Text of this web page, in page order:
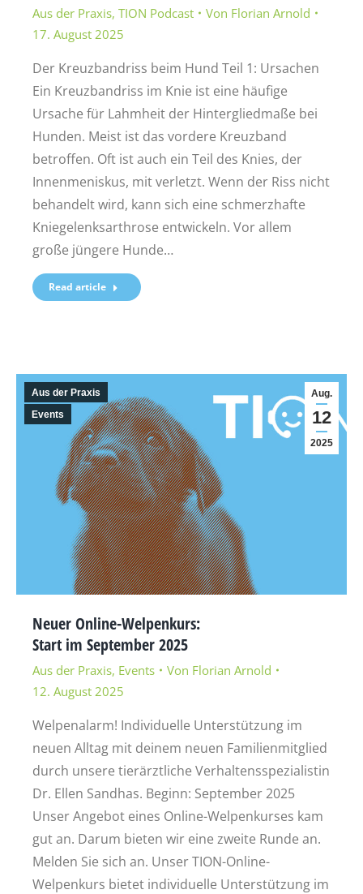
Aus der Praxis, TION Podcast Von Florian Arnold
17. August 2025
Der Kreuzbandriss beim Hund Teil 1: Ursachen
Ein Kreuzbandriss im Knie ist eine häufige
Ursache für Lahmheit der Hintergliedmaße bei
Hunden. Meist ist das vordere Kreuzband
betroffen. Oft ist auch ein Teil des Knies, der
Innenmeniskus, mit verletzt. Wenn der Riss nicht
behandelt wird, kann sich eine schmerzhafte
Kniegelenksarthrose entwickeln. Vor allem
große jüngere Hunde…
Read article
Aug.
12
2025
Aus der Praxis
Events
Neuer Online-Welpenkurs:
Start im September 2025
Aus der Praxis, Events Von Florian Arnold
12. August 2025
Welpenalarm! Individuelle Unterstützung im
neuen Alltag mit deinem neuen Familienmitglied
durch unsere tierärztliche Verhaltensspezialistin
Dr. Ellen Sandhas. Beginn: September 2025
Unser Angebot eines Online-Welpenkurses kam
gut an. Darum bieten wir eine zweite Runde an.
Melden Sie sich an. Unser TION-Online-
Welpenkurs bietet individuelle Unterstützung im